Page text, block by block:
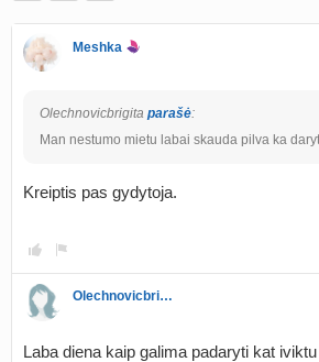
Meshka
Olechnovicbrigita parašė:
Man nestumo mietu labai skauda pilva ka
Kreiptis pas gydytoja.
Olechnovicbrigita
Laba diena kaip galima padaryti kat